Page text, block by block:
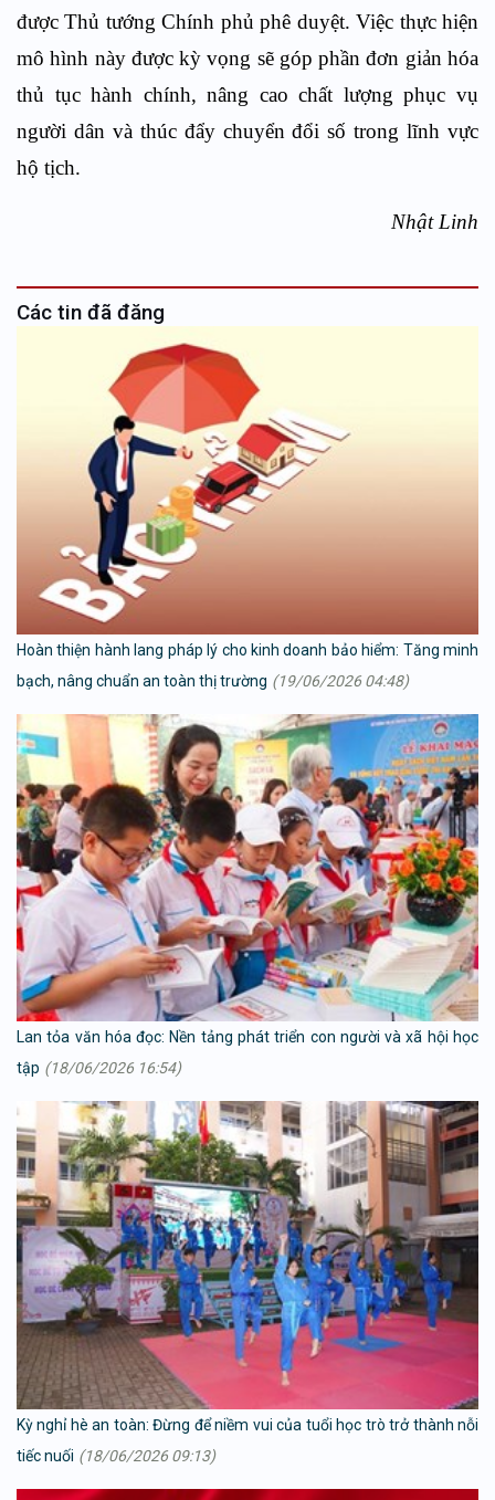
được Thủ tướng Chính phủ phê duyệt. Việc thực hiện
mô hình này được kỳ vọng sẽ góp phần đơn giản hóa
thủ tục hành chính, nâng cao chất lượng phục vụ
người dân và thúc đẩy chuyển đổi số trong lĩnh vực
hộ tịch.
NhậtLinh
Các tin đã đăng
Hoàn thiện hành lang pháp lý cho kinh doanh bảo hiểm: Tăng minh
bạch, nâng chuẩn an toàn thị trường (19/06/2026 04:48)
Lan tỏa văn hóa đọc: Nền tảng phát triển con người và xã hội học
tập (18/06/2026 16:54)
Kỳ nghỉ hè an toàn: Đừng để niềm vui của tuổi học trò trở thành nỗi
tiếc nuối (18/06/2026 09:13)